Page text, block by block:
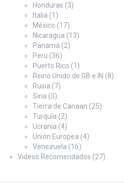
Honduras (3)
Italia (1)
México (17)
Nicaragua (13)
Panamá (2)
Perú (36)
Puerto Rico (1)
Reino Unido de GB e IN (8)
Rusia (7)
Siria (3)
Tierra de Canaan (25)
Turquía (2)
Ucrania (4)
Unión Europea (4)
Venezuela (16)
Videos Recomendados (27)